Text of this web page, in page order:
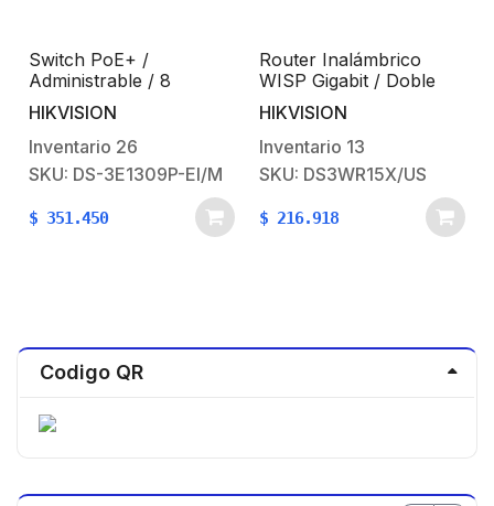
Switch PoE+ /
Administrable / 8
Puertos 10/100 Mbps
PoE+ / 1 Puerto 100
Mbps Uplink / PoE
hasta 250 metros / 60
W
HIKVISION
Inventario 26
SKU: DS-3E1309P-EI/M
$ 351.450
Router Inalámbrico
WISP Gigabit / Doble
Banda AC (2.4 GHz y 5
GHz) / Hasta 1501 Mbps
/ 4 Puertos 10/100/1000
Mbps / 4 Antenas
Externas
Omnidireccional de 5 dBi
/ Interior
HIKVISION
Inventario 13
SKU: DS3WR15X/US
$ 216.918
Codigo QR